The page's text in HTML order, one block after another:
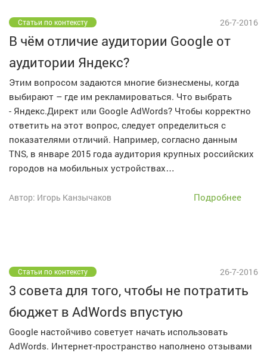
Статьи по контексту 26-7-2016
В чём отличие аудитории Google от
аудитории Яндекс?
Этим вопросом задаются многие бизнесмены, когда
выбирают – где им рекламироваться. Что выбрать
- Яндекс.Директ или Google AdWords? Чтобы корректно
ответить на этот вопрос, следует определиться с
показателями отличий. Например, согласно данным
TNS, в январе 2015 года аудитория крупных российских
городов на мобильных устройствах…
Автор: Игорь Канзычаков Подробнее
Статьи по контексту 26-7-2016
3 совета для того, чтобы не потратить
бюджет в AdWords впустую
Google настойчиво советует начать использовать
AdWords. Интернет-пространство наполнено отзывами